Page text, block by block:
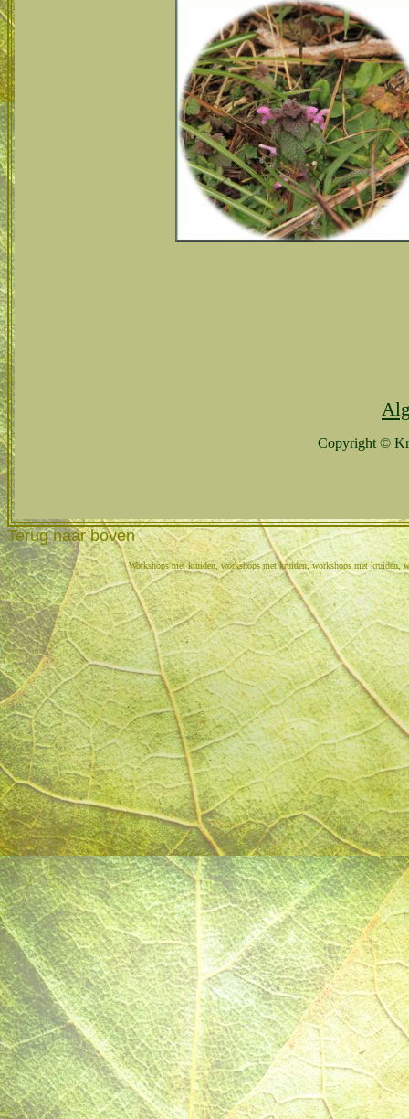
Copyright ©
Terug naar boven
Workshops met kruiden, workshops met kruiden, workshops met